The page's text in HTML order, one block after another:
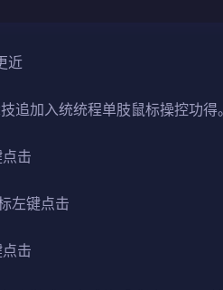
近
追加入统统程单肢鼠标操控功得。
击
左键点击
击